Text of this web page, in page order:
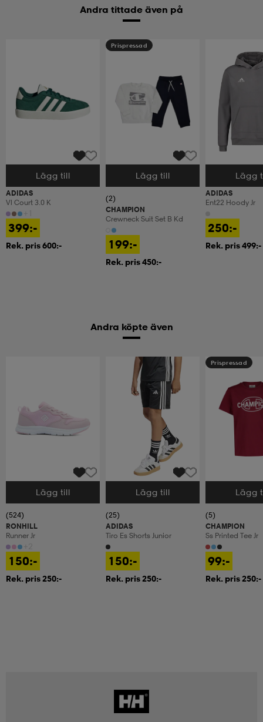
Andra tittade även på
Välj storlek
Lägg till
ADIDAS
Vl Court 3.0 K
399:-
Rek. pris 600:-
Prispressad
Välj storlek
Lägg till
(2)
CHAMPION
Crewneck Suit Set B Kd
199:-
Rek. pris 450:-
Välj storlek
Lägg
ADIDAS
Ent22 Hoody Jr
250:-
Rek. pris 499:-
Andra köpte även
Välj storlek
Lägg till
(524)
RONHILL
Runner Jr
150:-
Rek. pris 250:-
Välj storlek
Lägg till
(25)
ADIDAS
Tiro Es Shorts Junior
150:-
Rek. pris 250:-
Prispressad
Välj storlek
Lägg
(5)
CHAMPION
Ss Printed Tee Jr
99:-
Rek. pris 250:-